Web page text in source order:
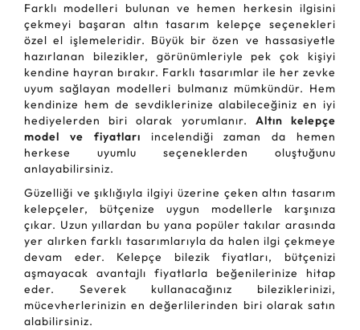
Farklı modelleri bulunan ve hemen herkesin ilgisini
çekmeyi başaran altın tasarım kelepçe seçenekleri
özel el işlemeleridir. Büyük bir özen ve hassasiyetle
hazırlanan bilezikler, görünümleriyle pek çok kişiyi
kendine hayran bırakır. Farklı tasarımlar ile her zevke
uyum sağlayan modelleri bulmanız mümkündür. Hem
kendinize hem de sevdiklerinize alabileceğiniz en iyi
hediyelerden biri olarak yorumlanır. Altın kelepçe
model ve fiyatları incelendiği zaman da hemen
herkese uyumlu seçeneklerden oluştuğunu
anlayabilirsiniz.
Güzelliği ve şıklığıyla ilgiyi üzerine çeken altın tasarım
kelepçeler, bütçenize uygun modellerle karşınıza
çıkar. Uzun yıllardan bu yana popüler takılar arasında
yer alırken farklı tasarımlarıyla da halen ilgi çekmeye
devam eder. Kelepçe bilezik fiyatları, bütçenizi
aşmayacak avantajlı fiyatlarla beğenilerinize hitap
eder. Severek kullanacağınız bileziklerinizi,
mücevherlerinizin en değerlilerinden biri olarak satın
alabilirsiniz.